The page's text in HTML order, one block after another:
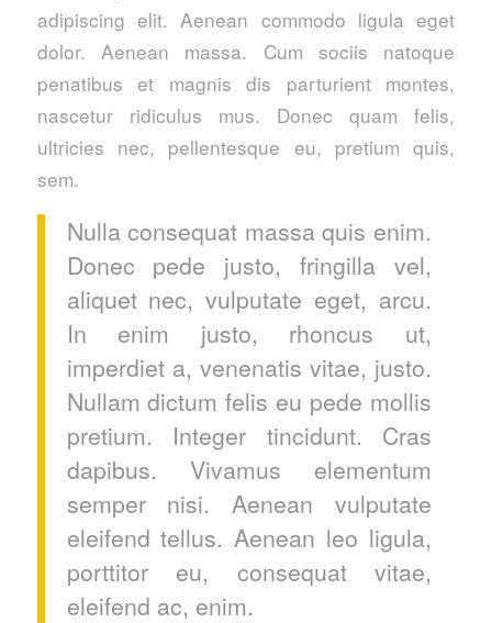
adipiscing elit. Aenean commodo ligula eget
dolor. Aenean massa. Cum sociis natoque
penatibus et magnis dis parturient montes,
nascetur ridiculus mus. Donec quam felis,
ultricies nec, pellentesque eu, pretium quis,
sem.
Nulla consequat massa quis enim.
Donec pede justo, fringilla vel,
aliquet nec, vulputate eget, arcu.
In enim justo, rhoncus ut,
imperdiet a, venenatis vitae, justo.
Nullam dictum felis eu pede mollis
pretium. Integer tincidunt. Cras
dapibus. Vivamus elementum
semper nisi. Aenean vulputate
eleifend tellus. Aenean leo ligula,
porttitor eu, consequat vitae,
eleifend ac, enim.